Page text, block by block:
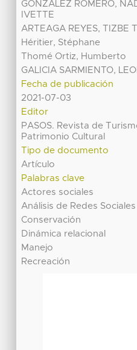
GONZALEZ ROMERO,
IVETTE
ARTEAGA REYES, TIZBE
Héritier, Stéphane
Thomé Ortiz, Humberto
GALICIA SARMIENTO,
Fecha de publicación
2021-07-03
Editor
PASOS. Revista de
Patrimonio Cultural
Tipo de documento
Artículo
Palabras clave
Actores sociales
Análisis de Redes Sociales
Conservación
Dinámica relacional
Manejo
Recreación